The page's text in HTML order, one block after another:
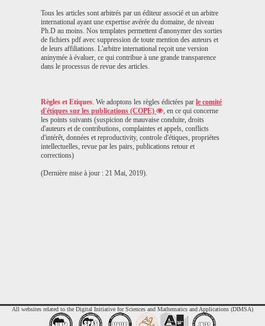
Tous les articles sont arbitrés par un éditeur associé et un arbitre
international ayant une expertise avérée du domaine, de niveau
Ph.D au moins. Nos templates permettent d'anonymer des sorties
de fichiers pdf avec suppression de toute mention des auteurs et
de leurs affiliations. L'arbitre international reçoit une version
aninymée à évaluer, ce qui contribue à une grande transparence
dans le processus de revue des articles.
Règles et Etiques. We adoptons les règles édictées par le comité
d'étiques sur les publications (COPE)
, en ce qui concerne
les points suivants (suspicion de mauvaise conduite, droits
d'auteurs et de contributions, complaintes et appels, conflicts
d'intérêt, données et reproductivity, controle d'étiques, propriétes
intellectuelles, revue par les pairs, publications retour et
corrections)
(Dernière mise à jour : 21 Mai, 2019).
All websites related to the Digital Initiative for Sciences and Mathematics and Applications (DIMSA)